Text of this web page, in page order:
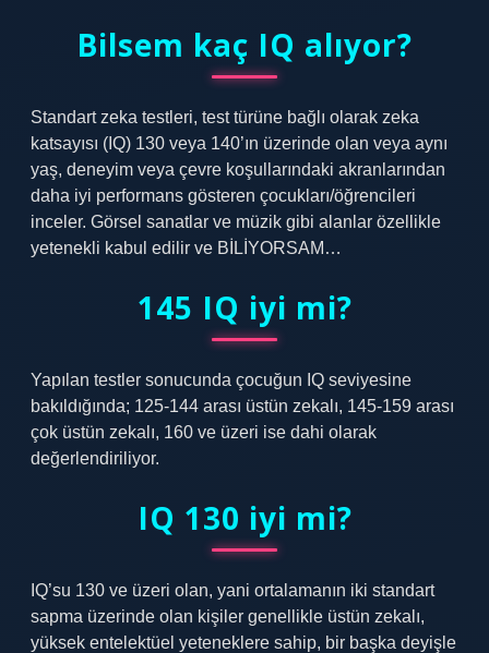
Bilsem kaç IQ alıyor?
Standart zeka testleri, test türüne bağlı olarak zeka
katsayısı (IQ) 130 veya 140’ın üzerinde olan veya aynı
yaş, deneyim veya çevre koşullarındaki akranlarından
daha iyi performans gösteren çocukları/öğrencileri
inceler. Görsel sanatlar ve müzik gibi alanlar özellikle
yetenekli kabul edilir ve BİLİYORSAM…
145 IQ iyi mi?
Yapılan testler sonucunda çocuğun IQ seviyesine
bakıldığında; 125-144 arası üstün zekalı, 145-159 arası
çok üstün zekalı, 160 ve üzeri ise dahi olarak
değerlendiriliyor.
IQ 130 iyi mi?
IQ’su 130 ve üzeri olan, yani ortalamanın iki standart
sapma üzerinde olan kişiler genellikle üstün zekalı,
yüksek entelektüel yeteneklere sahip, bir başka deyişle